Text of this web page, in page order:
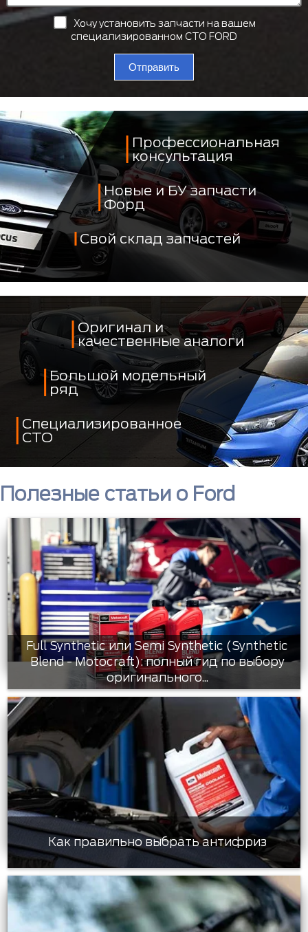
Хочу установить запчасти на вашем
специализированном СТО FORD
Отправить
Профессиональная
консультация
Новые и БУ запчасти
Форд
Свой склад запчастей
Оригинал и
качественные аналоги
Большой модельный
ряд
Специализированное
СТО
Полезные статьи о Ford
Full Synthetic или Semi Synthetic (Synthetic
Blend - Motocraft): полный гид по выбору
оригинального...
Как правильно выбрать антифриз